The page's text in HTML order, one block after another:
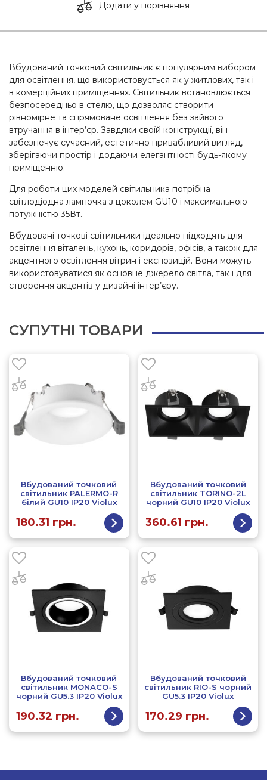
Додати у порівняння
Вбудований точковий світильник є популярним вибором
для освітлення, що використовується як у житлових, так і
в комерційних приміщеннях. Світильник встановлюється
безпосередньо в стелю, що дозволяє створити
рівномірне та спрямоване освітлення без зайвого
втручання в інтер’єр. Завдяки своїй конструкції, він
забезпечує сучасний, естетично привабливий вигляд,
зберігаючи простір і додаючи елегантності будь-якому
приміщенню.
Для роботи цих моделей світильника потрібна
світлодіодна лампочка з цоколем GU10 і максимальною
потужністю 35Вт.
Вбудовані точкові світильники ідеально підходять для
освітлення віталень, кухонь, коридорів, офісів, а також для
акцентного освітлення вітрин і експозицій. Вони можуть
використовуватися як основне джерело світла, так і для
створення акцентів у дизайні інтер’єру.
СУПУТНІ ТОВАРИ
Вбудований точковий
світильник PALERMO-R
білий GU10 IP20 Violux
180.31 грн.
Вбудований точковий
світильник TORINO-2L
чорний GU10 IP20 Violux
360.61 грн.
Вбудований точковий
світильник MONACO-S
чорний GU5.3 IP20 Violux
190.32 грн.
Вбудований точковий
світильник RIO-S чорний
GU5.3 IP20 Violux
170.29 грн.